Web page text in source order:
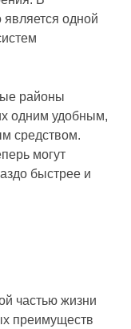
одной
районы
одним удобным,
средством.
могут
быстрее и
частью жизни
преимуществ